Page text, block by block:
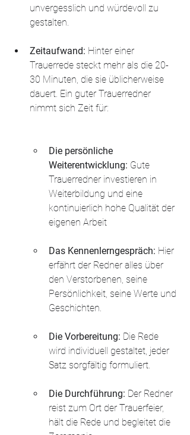
unvergesslich und würdevoll zu
gestalten.
Zeitaufwand: Hinter einer
Trauerrede steckt mehr als die 20-
30 Minuten, die sie üblicherweise
dauert. Ein guter Trauerredner
nimmt sich Zeit für:
Die persönliche
Weiterentwicklung: Gute
Trauerredner investieren in
Weiterbildung und eine
kontinuierlich hohe Qualität der
eigenen Arbeit
Das Kennenlerngespräch: Hier
erfährt der Redner alles über
den Verstorbenen, seine
Persönlichkeit, seine Werte und
Geschichten.
Die Vorbereitung: Die Rede
wird individuell gestaltet, jeder
Satz sorgfältig formuliert.
Die Durchführung: Der Redner
reist zum Ort der Trauerfeier,
hält die Rede und begleitet die